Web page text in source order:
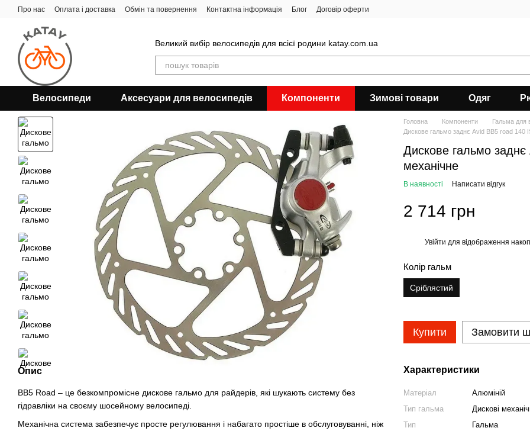
Перейти до основного контенту
Про нас Оплата і доставка Обмін та повернення Контактна інформація Блог Договір оферти
Великий вибір велосипедів для всієї родини katay.com.ua
Велосипеди Аксесуари для велосипедів Компоненти Зимові товари Одяг
Опис
BB5 Road – це безкомпромісне дискове гальмо для райдерів, які шукають систему без
гідравліки на своєму шосейному велосипеді.
Механічна система забезпечує просте регулювання і набагато простіше в обслуговуванні, ніж
Головна Компоненти
Гальма для
Дискове гальмо заднє Avid BB5 road 140
Дискове гальмо
механічне
В наявності Написати відгук
2 714 грн
Увійти для відображення
Колір гальм
Сріблястий
Купити Замовити
Характеристики
Матеріал
Алюміній
Тип гальма
Дискові
Тип
Гальма